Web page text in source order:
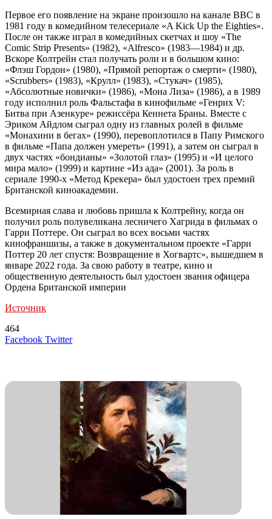
Первое его появление на экране произошло на канале ВВС в
1981 году в комедийном телесериале «A Kick Up the Eighties».
После он также играл в комедийных скетчах и шоу «The
Comic Strip Presents» (1982), «Alfresco» (1983—1984) и др.
Вскоре Колтрейн стал получать роли и в большом кино:
«Флэш Гордон» (1980), «Прямой репортаж о смерти» (1980),
«Scrubbers» (1983), «Крулл» (1983), «Стукач» (1985),
«Абсолютные новички» (1986), «Мона Лиза» (1986), а в 1989
году исполнил роль Фальстафа в кинофильме «Генрих V:
Битва при Азенкуре» режиссёра Кеннета Браны. Вместе с
Эриком Айдлом сыграл одну из главных ролей в фильме
«Монахини в бегах» (1990), перевоплотился в Папу Римского
в фильме «Папа должен умереть» (1991), а затем он сыграл в
двух частях «бондианы» «Золотой глаз» (1995) и «И целого
мира мало» (1999) и картине «Из ада» (2001). За роль в
сериале 1990-х «Метод Крекера» был удостоен трех премий
Британской киноакадемии.
Всемирная слава и любовь пришла к Колтрейну, когда он
получил роль полувеликана лесничего Хагрида в фильмах о
Гарри Поттере. Он сыграл во всех восьми частях
кинофраншизы, а также в документальном проекте «Гарри
Поттер 20 лет спустя: Возвращение в Хогвартс», вышедшем в
январе 2022 года. За свою работу в театре, кино и
общественную деятельность был удостоен звания офицера
Ордена Британской империи
Источник
464
Facebook TwitterLinkedIn
Tumblr
Reddit
Вконтакте
Одноклассники
Skype
Messenger
Messenger
WhatsApp
Telegram
Viber
Line
Поделиться
Печатать